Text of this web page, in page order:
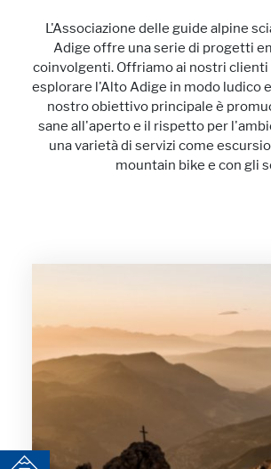
L'Associazione delle guide alpine
Adige offre una serie di progetti
coinvolgenti. Offriamo ai nostri
esplorare l'Alto Adige in modo ludico
nostro obiettivo principale è
sane all'aperto e il rispetto per
una varietà di servizi come
mountain bike e con gli